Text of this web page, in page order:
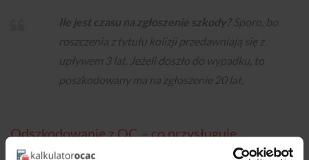
Ile jest czasu na zgłoszenie szkody?Sporo, bo
roszczenia z tytułu kolizji przedawniają się z
upływem 3 lat. Jeżeli doszło do wypadku, to
poszkodowany ma na zgłoszenie 20 lat.
Odszkodowanie z OC – co przysługuje
poszkodowanym i ofiarom?